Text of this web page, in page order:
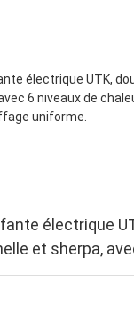
électrique
et sherpa,
et